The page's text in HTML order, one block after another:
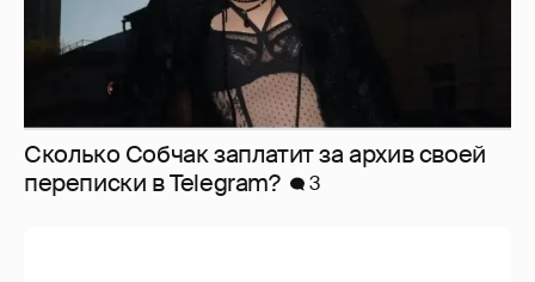
Сколько Собчак заплатит за архив своей
перeписки в Telegram?
3